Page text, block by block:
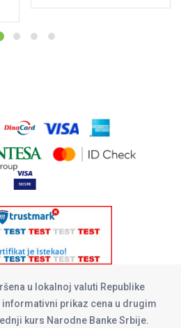
u lokalnoj valuti Republike
informativni prikaz cena u drugim
kurs Narodne Banke Srbije.